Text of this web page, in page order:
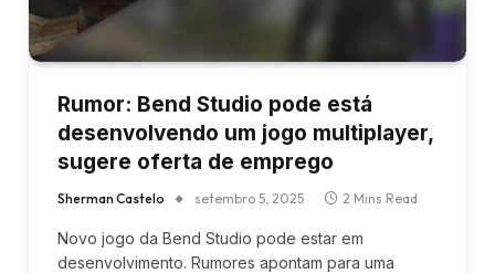
Rumor: Bend Studio pode está
desenvolvendo um jogo multiplayer,
sugere oferta de emprego
Sherman Castelo setembro 5, 2025 2 Mins Read
Novo jogo da Bend Studio pode estar em
desenvolvimento. Rumores apontam para uma